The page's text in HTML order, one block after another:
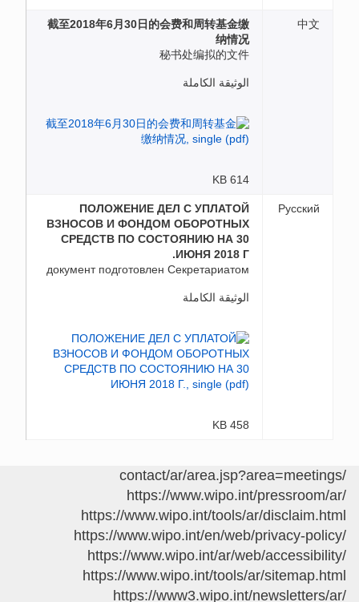
中文
截至2018年6月30日的会费和周转基金缴
纳情况
秘书处编拟的文件
الوثيقة الكاملة
614 KB
Русский
ПОЛОЖЕНИЕ ДЕЛ С УПЛАТОЙ
ВЗНОСОВ И ФОНДОМ ОБОРОТНЫХ
СРЕДСТВ ПО СОСТОЯНИЮ НА 30
ИЮНЯ 2018 Г.
документ подготовлен Секретариатом
الوثيقة الكاملة
458 KB
/contact/ar/area.jsp?area=meetings
https://www.wipo.int/pressroom/ar/
https://www.wipo.int/tools/ar/disclaim.html
https://www.wipo.int/en/web/privacy-policy/
https://www.wipo.int/ar/web/accessibility/
https://www.wipo.int/tools/ar/sitemap.html
https://www3.wipo.int/newsletters/ar/